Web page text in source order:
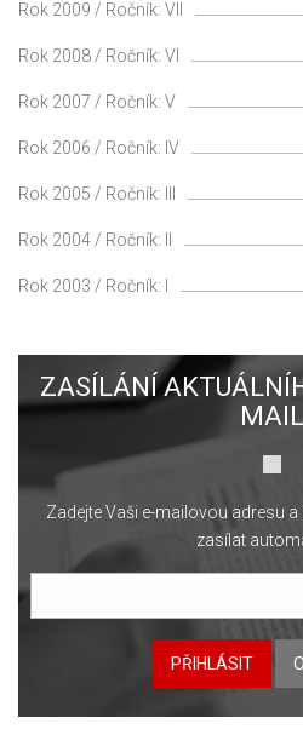
Rok 2009 / Ročník: VII
Rok 2008 / Ročník: VI
Rok 2007 / Ročník: V
Rok 2006 / Ročník: IV
Rok 2005 / Ročník: III
Rok 2004 / Ročník: II
Rok 2003 / Ročník: I
ZASÍLÁNÍ
MAIL
Zadejte Vaši e-mailovou adresu
zasílat
PŘIHLÁSIT